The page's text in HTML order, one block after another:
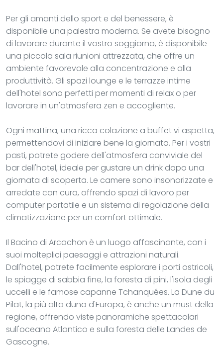
Per gli amanti dello sport e del benessere, è
disponibile una palestra moderna. Se avete bisogno
di lavorare durante il vostro soggiorno, è disponibile
una piccola sala riunioni attrezzata, che offre un
ambiente favorevole alla concentrazione e alla
produttività. Gli spazi lounge e le terrazze intime
dell'hotel sono perfetti per momenti di relax o per
lavorare in un'atmosfera zen e accogliente.
Ogni mattina, una ricca colazione a buffet vi aspetta,
permettendovi di iniziare bene la giornata. Per i vostri
pasti, potrete godere dell'atmosfera conviviale del
bar dell'hotel, ideale per gustare un drink dopo una
giornata di scoperta. Le camere sono insonorizzate e
arredate con cura, offrendo spazi di lavoro per
computer portatile e un sistema di regolazione della
climatizzazione per un comfort ottimale.
Il Bacino di Arcachon è un luogo affascinante, con i
suoi molteplici paesaggi e attrazioni naturali.
Dall'hotel, potrete facilmente esplorare i porti ostricoli,
le spiagge di sabbia fine, la foresta di pini, l'isola degli
uccelli e le famose capanne Tchanquées. La Dune du
Pilat, la più alta duna d'Europa, è anche un must della
regione, offrendo viste panoramiche spettacolari
sull'oceano Atlantico e sulla foresta delle Landes de
Gascogne.